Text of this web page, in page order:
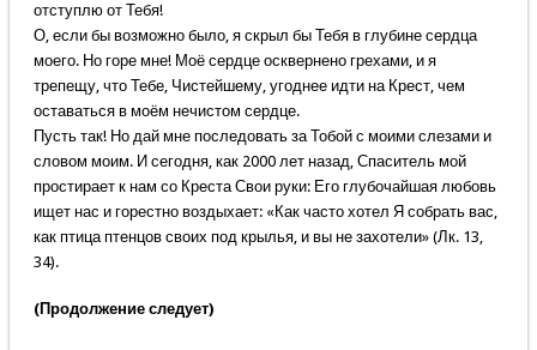
отступлю от Тебя!
О, если бы возможно было, я скрыл бы Тебя в глубине сердца
моего. Но горе мне! Моё сердце осквернено грехами, и я
трепещу, что Тебе, Чистейшему, угоднее идти на Крест, чем
оставаться в моём нечистом сердце.
Пусть так! Но дай мне последовать за Тобой с моими слезами и
словом моим. И сегодня, как 2000 лет назад, Спаситель мой
простирает к нам со Креста Свои руки: Его глубочайшая любовь
ищет нас и горестно воздыхает: «Как часто хотел Я собрать вас,
как птица птенцов своих под крылья, и вы не захотели» (Лк. 13,
34).
(Продолжение следует)